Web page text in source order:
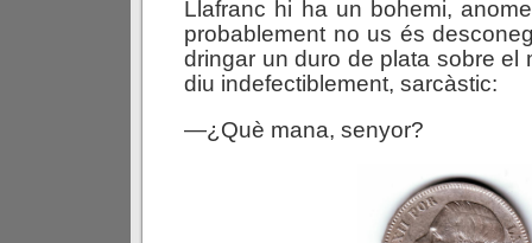
Llafranc hi ha un bohemi,
probablement no us és
dringar un duro de plata sobre el
diu indefectiblement, sarcàstic:
—¿Què mana, senyor?